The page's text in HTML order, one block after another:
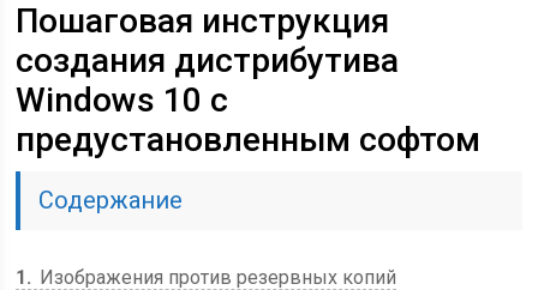
Пошаговая инструкция
создания дистрибутива
Windows 10 с
предустановленным софтом
Содержание
1
Изображения против резервных копий